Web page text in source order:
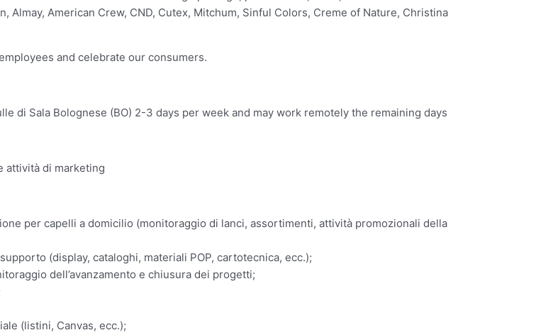
American Crew, CND, Cutex, Mitchum, Sinful Colors, Creme of Nature, Christina
and celebrate our consumers.
di Sala Bolognese (BO) 2-3 days per week and may work remotely the remaining days
attività di marketing
per capelli a domicilio (monitoraggio di lanci, assortimenti, attività promozionali della
(display, cataloghi, materiali POP, cartotecnica, ecc.);
dell’avanzamento e chiusura dei progetti;
(listini, Canvas, ecc.);